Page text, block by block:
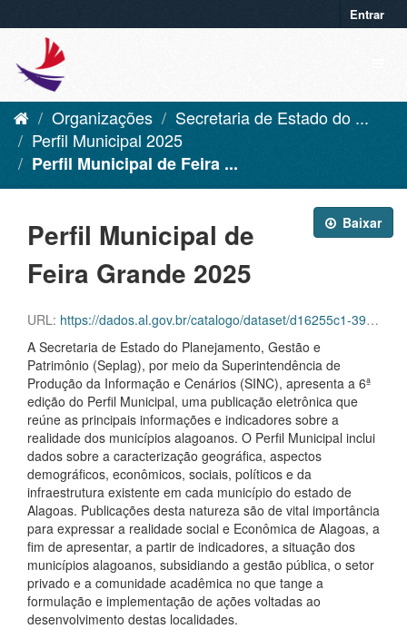
Entrar
Organizações
Secretaria de Estado do ...
Perfil Municipal 2025
Perfil Municipal de Feira ...
Baixar
Perfil Municipal de
Feira Grande 2025
URL: https://dados.al.gov.br/catalogo/dataset/d16255c1-39f6-42aa-92c8-eca419432ebf/resource/cc2f3f8f-fda8-4333-8798-5de030c1d66d/download/feira-grande.pdf
A Secretaria de Estado do Planejamento, Gestão e
Patrimônio (Seplag), por meio da Superintendência de
Produção da Informação e Cenários (SINC), apresenta a 6ª
edição do Perfil Municipal, uma publicação eletrônica que
reúne as principais informações e indicadores sobre a
realidade dos municípios alagoanos. O Perfil Municipal inclui
dados sobre a caracterização geográfica, aspectos
demográficos, econômicos, sociais, políticos e da
infraestrutura existente em cada município do estado de
Alagoas. Publicações desta natureza são de vital importância
para expressar a realidade social e Econômica de Alagoas, a
fim de apresentar, a partir de indicadores, a situação dos
municípios alagoanos, subsidiando a gestão pública, o setor
privado e a comunidade acadêmica no que tange a
formulação e implementação de ações voltadas ao
desenvolvimento destas localidades.